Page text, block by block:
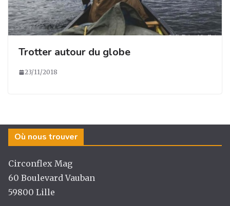
Trotter autour du globe
23/11/2018
Où nous trouver
Circonflex Mag
60 Boulevard Vauban
59800 Lille